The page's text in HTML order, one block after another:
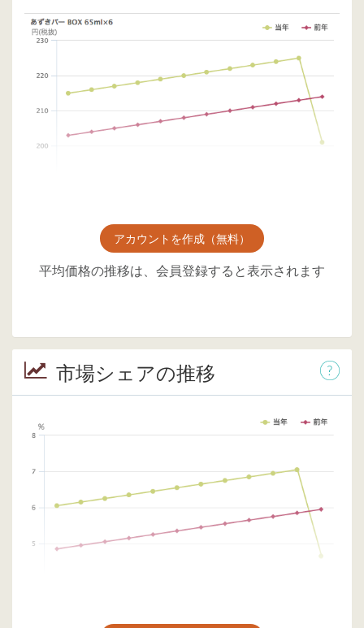
アカウントを作成（無料）
平均価格の推移は、会員登録すると表示されます
市場シェアの推移